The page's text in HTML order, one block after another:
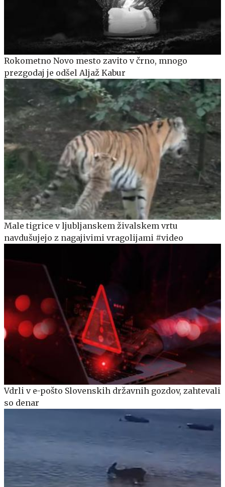
Rokometno Novo mesto zavito v črno, mnogo
prezgodaj je odšel Aljaž Kabur
Male tigrice v ljubljanskem živalskem vrtu
navdušujejo z nagajivimi vragolijami #video
Vdrli v e-pošto Slovenskih državnih gozdov, zahtevali
so denar